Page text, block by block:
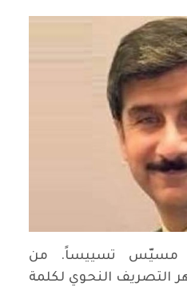
تسييساً. من
النحوي لكلمة